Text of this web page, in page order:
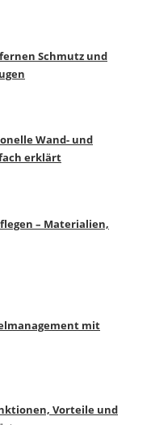
Schmutz und
Wand- und
erklärt
– Materialien,
mit
Vorteile und